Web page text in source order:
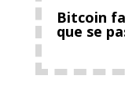
Bitcoin
que se